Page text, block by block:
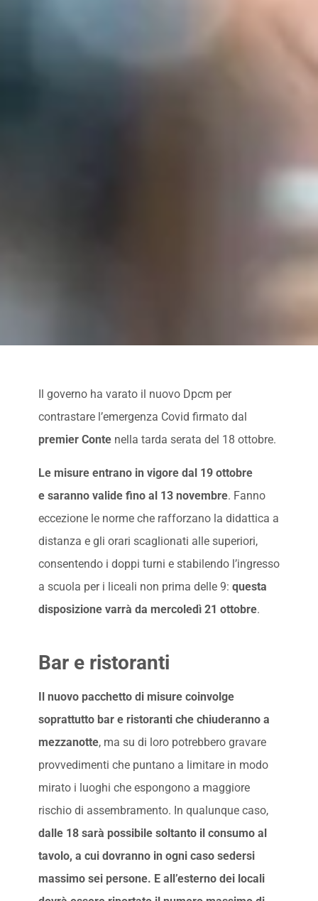
Il governo ha varato il nuovo Dpcm per
contrastare l’emergenza Covid firmato dal
premier Contenella tarda serata del 18 ottobre.
Le misure entrano in vigore dal 19 ottobre
e saranno valide fino al 13 novembre. Fanno
eccezione le norme che rafforzano la didattica a
distanza e gli orari scaglionati alle superiori,
consentendo i doppi turni e stabilendo l’ingresso
a scuola per i liceali non prima delle 9: questa
disposizione varrà da mercoledì 21 ottobre.
Bar e ristoranti
Il nuovo pacchetto di misure coinvolge
soprattutto bar e ristoranti che chiuderanno a
mezzanotte, ma su di loro potrebbero gravare
provvedimenti che puntano a limitare in modo
mirato i luoghi che espongono a maggiore
rischio di assembramento. In qualunque caso,
dalle 18 sarà possibile soltanto il consumo al
tavolo, a cui dovranno in ogni caso sedersi
massimo sei persone. E all’esterno dei locali